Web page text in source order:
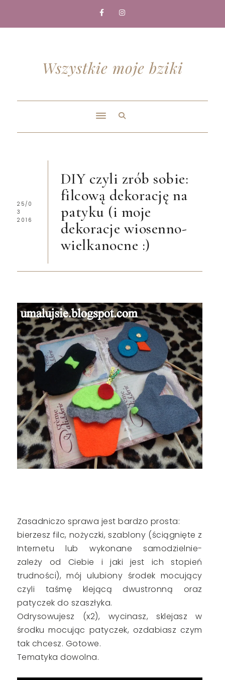
Wszystkie moje bziki
25/0
3
2016
DIY czyli zrób sobie:
filcową dekorację na
patyku (i moje
dekoracje wiosenno-
wielkanocne :)
Zasadniczo sprawa jest bardzo prosta:
bierzesz filc, nożyczki, szablony (ściągnięte z
Internetu lub wykonane samodzielnie-
zależy od Ciebie i jaki jest ich stopień
trudności), mój ulubiony środek mocujący
czyli taśmę klejącą dwustronną oraz
patyczek do szaszłyka.
Odrysowujesz (x2), wycinasz, sklejasz w
środku mocując patyczek, ozdabiasz czym
tak chcesz. Gotowe.
Tematyka dowolna.